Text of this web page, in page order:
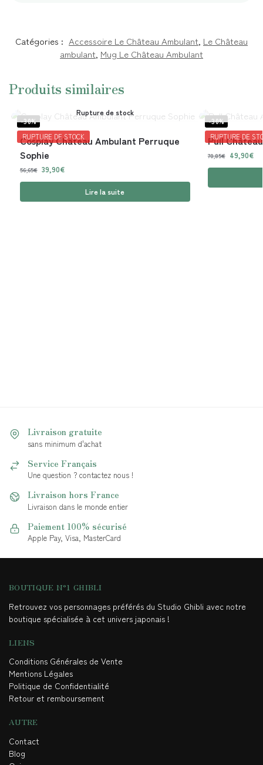
Catégories : Accessoire Le Château Ambulant, Le Château
ambulant, Mug Le Château Ambulant
Produits similaires
-30%
RUPTURE DE STOCK
Rupture de stock
Cosplay Château Ambulant Perruque
Sophie
56,65€ 39,90€
Lire la suite
-30%
RUPTURE DE
Pull
70,85€ 49,90€
Livraison gratuite
sans minimum d'achat
Service Français
Une question ? contactez nous !
Livraison hors France
Livraison dans le monde entier
Paiement 100% sécurisé
Apple Pay, Visa, MasterCard
BOUTIQUE N°1 GHIBLI
Retrouvez vos personnages préférés du Studio Ghibli avec notre
boutique spécialisée à cet univers japonais !
LIENS
Conditions Générales de Vente
Mentions Légales
Politique de Confidentialité
Retour et remboursement
AUTRE
Contact
Blog